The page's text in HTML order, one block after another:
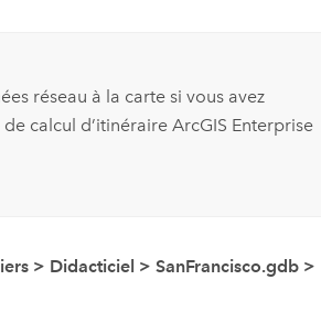
réseau à la carte si vous avez
calcul d’itinéraire ArcGIS Enterprise
> Didacticiel > SanFrancisco.gdb >